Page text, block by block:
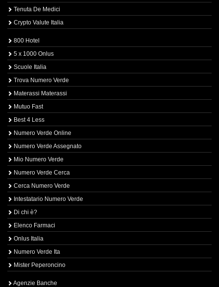
Tenuta De Medici
Crypto Valute Italia
800 Hotel
5 x 1000 Onlus
Scuole Italia
Trova Numero Verde
Materassi Materassi
Mutuo Fast
Best 4 Less
Numero Verde Online
Numero Verde Assegnato
Mio Numero Verde
Numero Verde Cerca
Cerca Numero Verde
Intestatario Numero Verde
Di chi è?
Elenco Farmaci
Onlus Italia
Numero Verde Ita
Mister Peperoncino
Agenzie Banche